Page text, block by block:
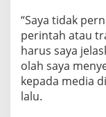
“Saya tidak
perintah atau
harus saya
olah saya
kepada media
lalu.